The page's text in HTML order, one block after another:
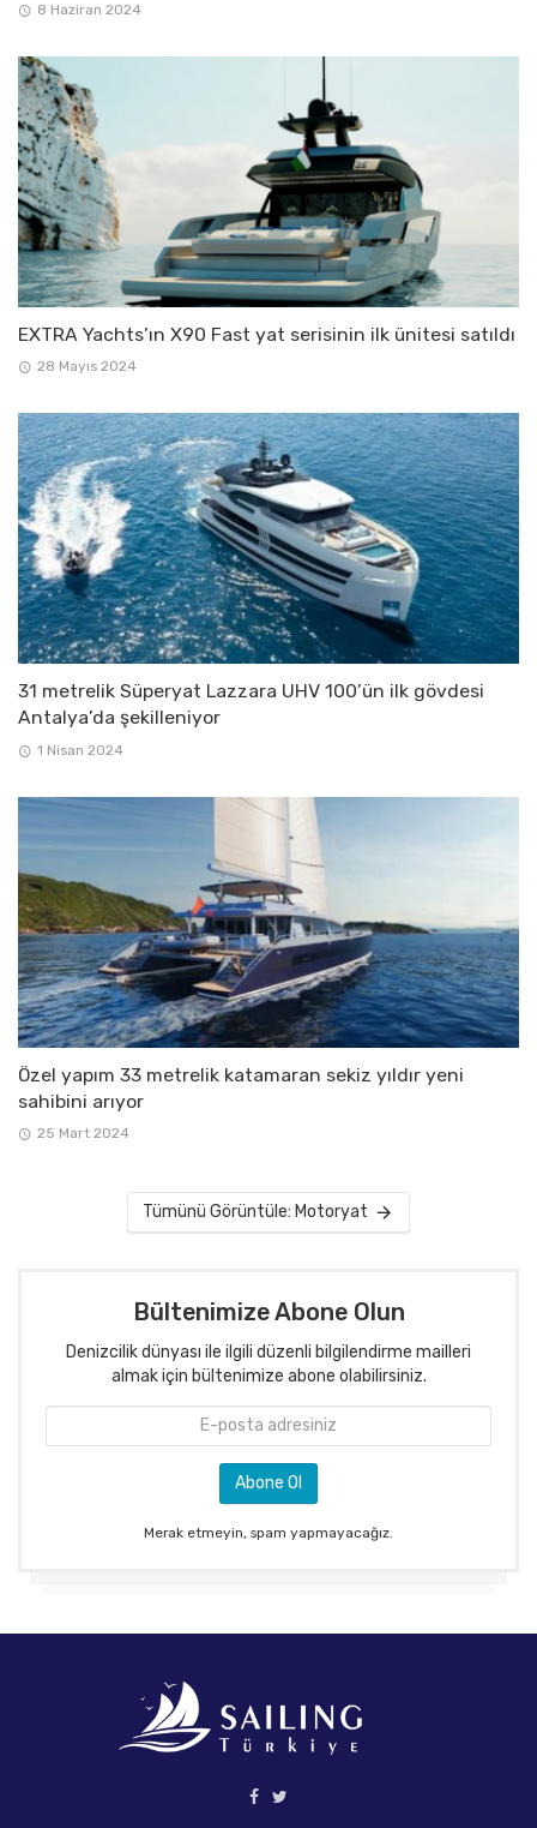
8 Haziran 2024
EXTRA Yachts’ın X90 Fast yat serisinin ilk ünitesi satıldı
28 Mayıs 2024
31 metrelik Süperyat Lazzara UHV 100’ün ilk gövdesi
Antalya’da şekilleniyor
1 Nisan 2024
Özel yapım 33 metrelik katamaran sekiz yıldır yeni
sahibini arıyor
25 Mart 2024
Tümünü Görüntüle: Motoryat
Bültenimize Abone Olun
Denizcilik dünyası ile ilgili düzenli bilgilendirme mailleri
almak için bültenimize abone olabilirsiniz.
Merak etmeyin, spam yapmayacağız.